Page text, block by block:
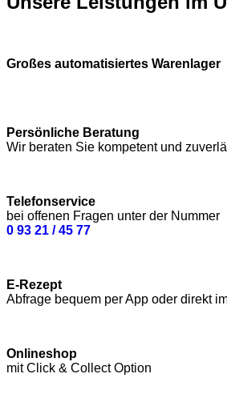
Großes automatisiertes Warenlager
Persönliche Beratung
Wir beraten Sie kompetent und
Telefonservice
bei offenen Fragen unter der Nummer
0 93 21 / 45 77
E-Rezept
Abfrage bequem per App oder direkt
Onlineshop
mit Click & Collect Option